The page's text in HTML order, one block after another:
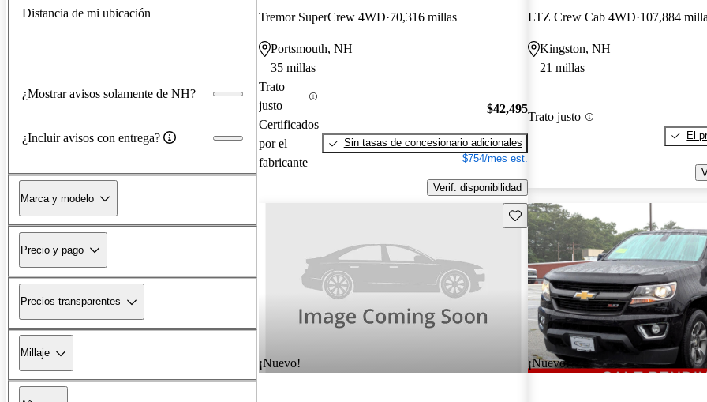
Distancia de mi ubicación
¿Mostrar avisos solamente de NH?
¿Incluir avisos con entrega?
Marca y modelo
Precio y pago
Precios transparentes
Millaje
Tremor SuperCrew 4WD 70,316 millas
Portsmouth, NH
35 millas
Trato
justo
Certificados
por el
fabricante
$42,495
Sin tasas de concesionario adicionales
$754/mes est.
Verif. disponibilidad
LTZ Crew Cab 4WD 107,884
Kingston, NH
21 millas
Trato justo
El
¡Nuevo!
Guarda este Aviso
¡Nuevo!